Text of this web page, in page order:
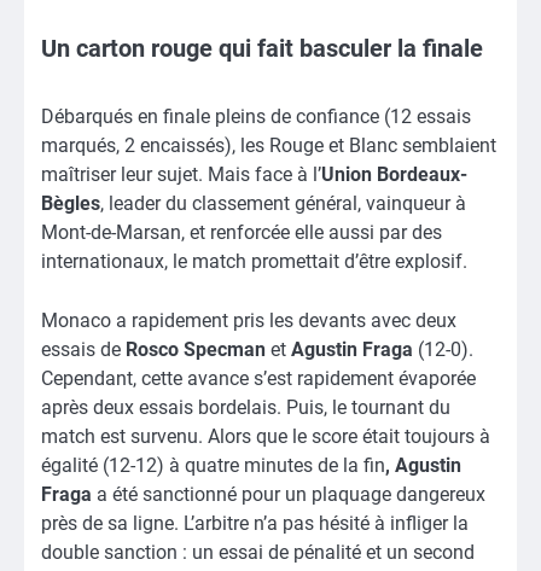
Un carton rouge qui fait basculer la finale
Débarqués en finale pleins de confiance (12 essais
marqués, 2 encaissés), les Rouge et Blanc semblaient
maîtriser leur sujet. Mais face à l’Union Bordeaux-
Bègles, leader du classement général, vainqueur à
Mont-de-Marsan, et renforcée elle aussi par des
internationaux, le match promettait d’être explosif.
Monaco a rapidement pris les devants avec deux
essais de Rosco Specman et Agustin Fraga (12-0).
Cependant, cette avance s’est rapidement évaporée
après deux essais bordelais. Puis, le tournant du
match est survenu. Alors que le score était toujours à
égalité (12-12) à quatre minutes de la fin, Agustin
Fraga a été sanctionné pour un plaquage dangereux
près de sa ligne. L’arbitre n’a pas hésité à infliger la
double sanction : un essai de pénalité et un second